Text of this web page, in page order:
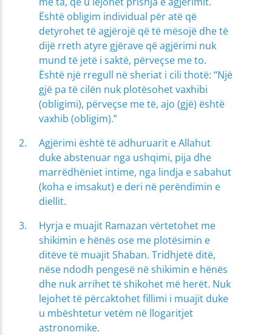
Është obligim individual për atë që
detyrohet të agjërojë që të mësojë dhe të
dijë rreth atyre gjërave që agjërimi nuk
mund të jetë i saktë, përveçse me to.
Është një rregull në sheriat i cili thotë: “Një
gjë pa të cilën nuk plotësohet vaxhibi
(obligimi), përveçse me të, ajo (gjë) është
vaxhib (obligim).”
Agjërimi është të adhuruarit e Allahut
duke abstenuar nga ushqimi, pija dhe
marrëdhëniet intime, nga lindja e sabahut
(koha e imsakut) e deri në perëndimin e
diellit.
Hyrja e muajit Ramazan vërtetohet me
shikimin e hënës ose me plotësimin e
ditëve të muajit Shaban. Tridhjetë ditë,
nëse ndodh pengesë në shikimin e hënës
dhe nuk arrihet të shikohet më herët. Nuk
lejohet të përcaktohet fillimi i muajit duke
u mbështetur vetëm në llogaritjet
astronomike.